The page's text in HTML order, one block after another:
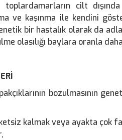
cilt
ve kaşınma ile kendini
bir hastalık olarak da
olasılığı baylara oranla
bozulmasının
kalmak veya ayakta çok